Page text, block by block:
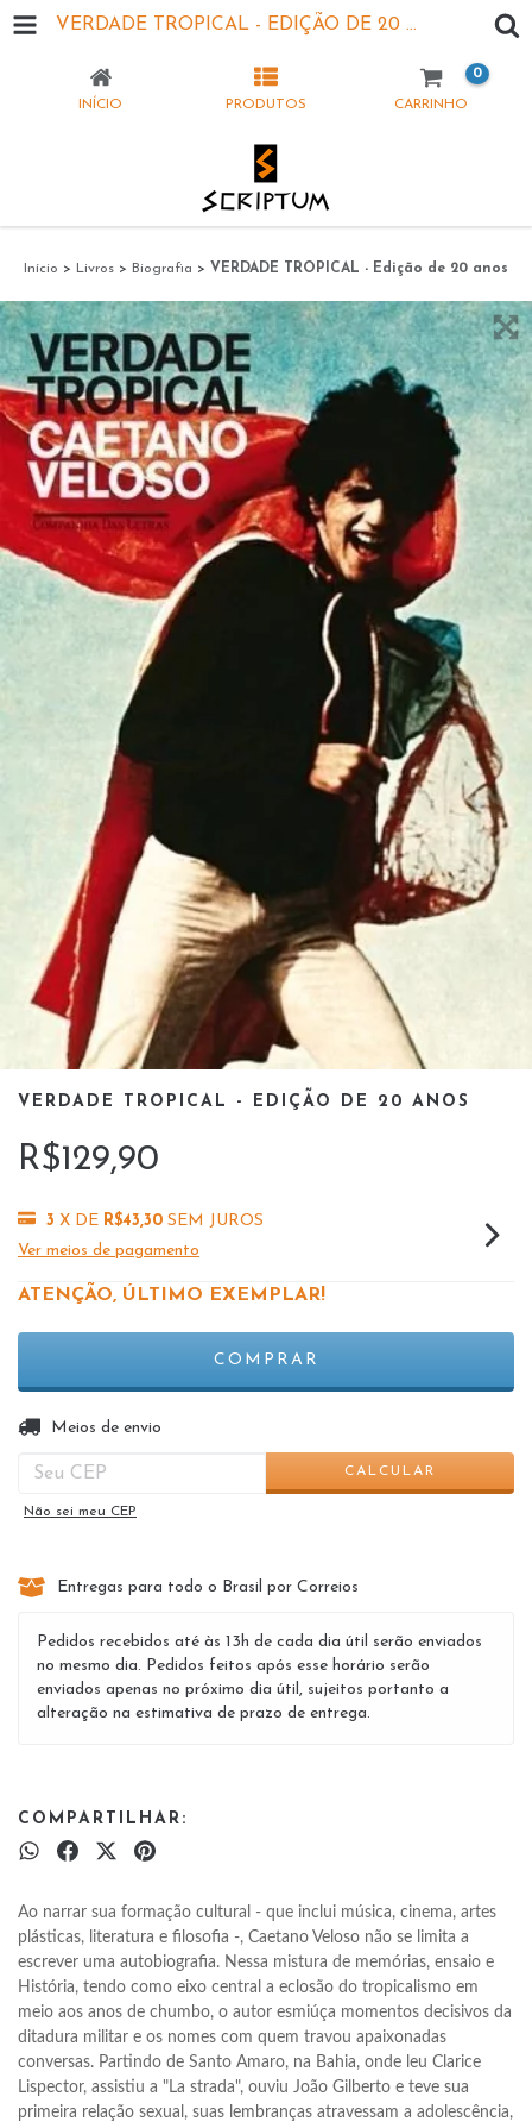
VERDADE TROPICAL - EDIÇÃO DE 20 ANOS
INÍCIO PRODUTOS CARRINHO
0
Início > Livros > Biografia > VERDADE TROPICAL - Edição de 20 anos
VERDADE TROPICAL - EDIÇÃO DE 20 ANOS
R$129,90
3 X DE R$43,30 SEM JUROS
Ver meios de pagamento
ATENÇÃO, ÚLTIMO EXEMPLAR!
Entregas para o CEP:
Meios de envio
CALCULAR
Não sei meu CEP
Entregas para todo o Brasil por Correios
Pedidos recebidos até às 13h de cada dia útil serão enviados
no mesmo dia. Pedidos feitos após esse horário serão
enviados apenas no próximo dia útil, sujeitos portanto a
alteração na estimativa de prazo de entrega.
COMPARTILHAR:
Ao narrar sua formação cultural - que inclui música, cinema, artes
plásticas, literatura e filosofia -, Caetano Veloso não se limita a
escrever uma autobiografia. Nessa mistura de memórias, ensaio e
História, tendo como eixo central a eclosão do tropicalismo em
meio aos anos de chumbo, o autor esmiúça momentos decisivos da
ditadura militar e os nomes com quem travou apaixonadas
conversas. Partindo de Santo Amaro, na Bahia, onde leu Clarice
Lispector, assistiu a "La strada", ouviu João Gilberto e teve sua
primeira relação sexual, suas lembranças atravessam a adolescência,